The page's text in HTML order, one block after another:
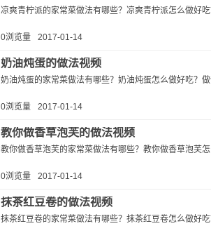
凉爽青柠派的家常菜做法有哪些？凉爽青柠派怎么做好
0浏览量 2017-01-14
奶油炖蛋的做法视频
奶油炖蛋的家常菜做法有哪些？奶油炖蛋怎么做好吃？
0浏览量 2017-01-14
教你做香草泡芙的做法视频
教你做香草泡芙的家常菜做法有哪些？教你做香草泡芙
0浏览量 2017-01-14
抹茶红豆卷的做法视频
抹茶红豆卷的家常菜做法有哪些？抹茶红豆卷怎么做好